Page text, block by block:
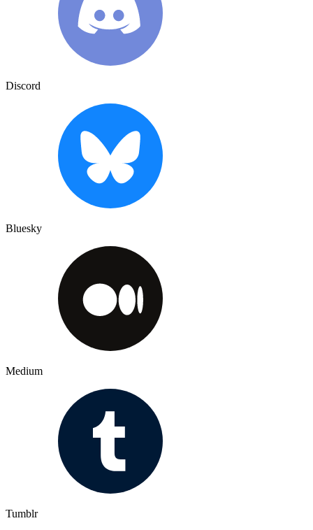
Discord
Bluesky
Medium
Tumblr